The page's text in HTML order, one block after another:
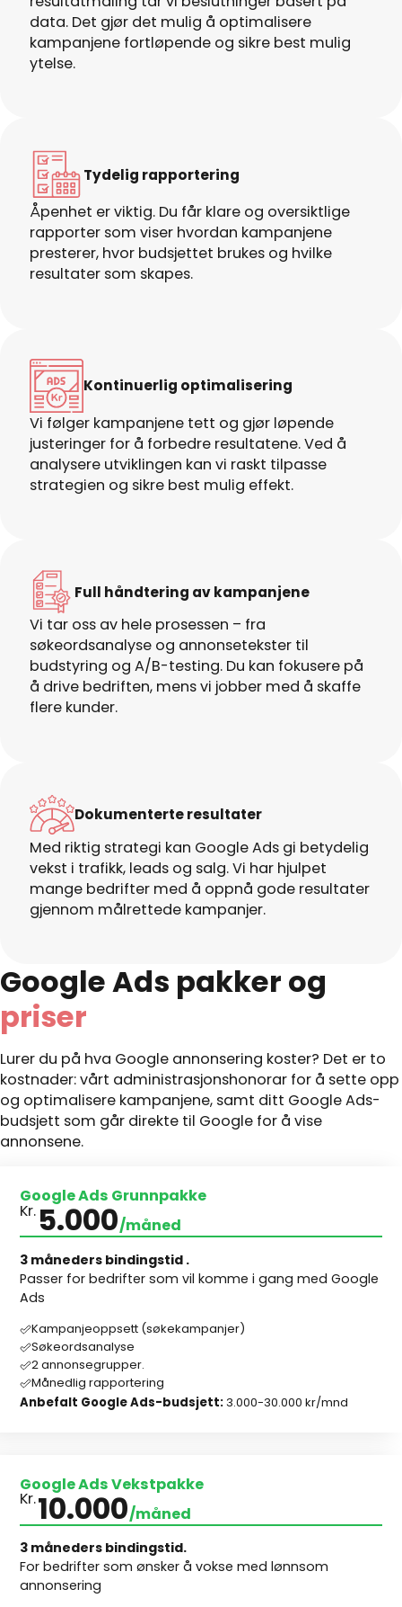
data. Det gjør det mulig å optimalisere
kampanjene fortløpende og sikre best mulig
ytelse.
Tydelig rapportering
Åpenhet er viktig. Du får klare og oversiktlige
rapporter som viser hvordan kampanjene
presterer, hvor budsjettet brukes og hvilke
resultater som skapes.
Kontinuerlig optimalisering
Vi følger kampanjene tett og gjør løpende
justeringer for å forbedre resultatene. Ved å
analysere utviklingen kan vi raskt tilpasse
strategien og sikre best mulig effekt.
Full håndtering av kampanjene
Vi tar oss av hele prosessen – fra
søkeordsanalyse og annonsetekster til
budstyring og A/B-testing. Du kan fokusere på
å drive bedriften, mens vi jobber med å skaffe
flere kunder.
Dokumenterte resultater
Med riktig strategi kan Google Ads gi betydelig
vekst i trafikk, leads og salg. Vi har hjulpet
mange bedrifter med å oppnå gode resultater
gjennom målrettede kampanjer.
Google Ads pakker og
priser
Lurer du på hva Google annonsering koster? Det er to
kostnader: vårt administrasjonshonorar for å sette opp
og optimalisere kampanjene, samt ditt Google Ads-
budsjett som går direkte til Google for å vise
annonsene.
Google Ads Grunnpakke
Kr. 5.000/måned
3 måneders bindingstid .
Passer for bedrifter som vil komme i gang med Google
Ads
Kampanjeoppsett (søkekampanjer)
Søkeordsanalyse
2 annonsegrupper.
Månedlig rapportering
Anbefalt Google Ads-budsjett:3.000-30.000 kr/mnd
Google Ads Vekstpakke
Kr.10.000/måned
3 måneders bindingstid.
For bedrifter som ønsker å vokse med lønnsom
annonsering